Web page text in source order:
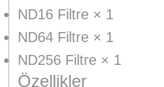
ND16 Filtre × 1
ND64 Filtre × 1
ND256 Filtre × 1
Özellikler